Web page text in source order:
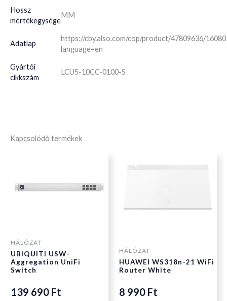
Hossz
mértékegysége
MM
Adatlap
https://cby.also.com/cop/product/47809636/
language=en
Gyártói
cikkszám
LCU5-10CC-0100-S
Kapcsolódó termékek
HÁLÓZAT
UBIQUITI USW-
Aggregation UniFi
Switch
139 690 Ft
HÁLÓZAT
HUAWEI WS318n-21 WiFi
Router White
8 990 Ft